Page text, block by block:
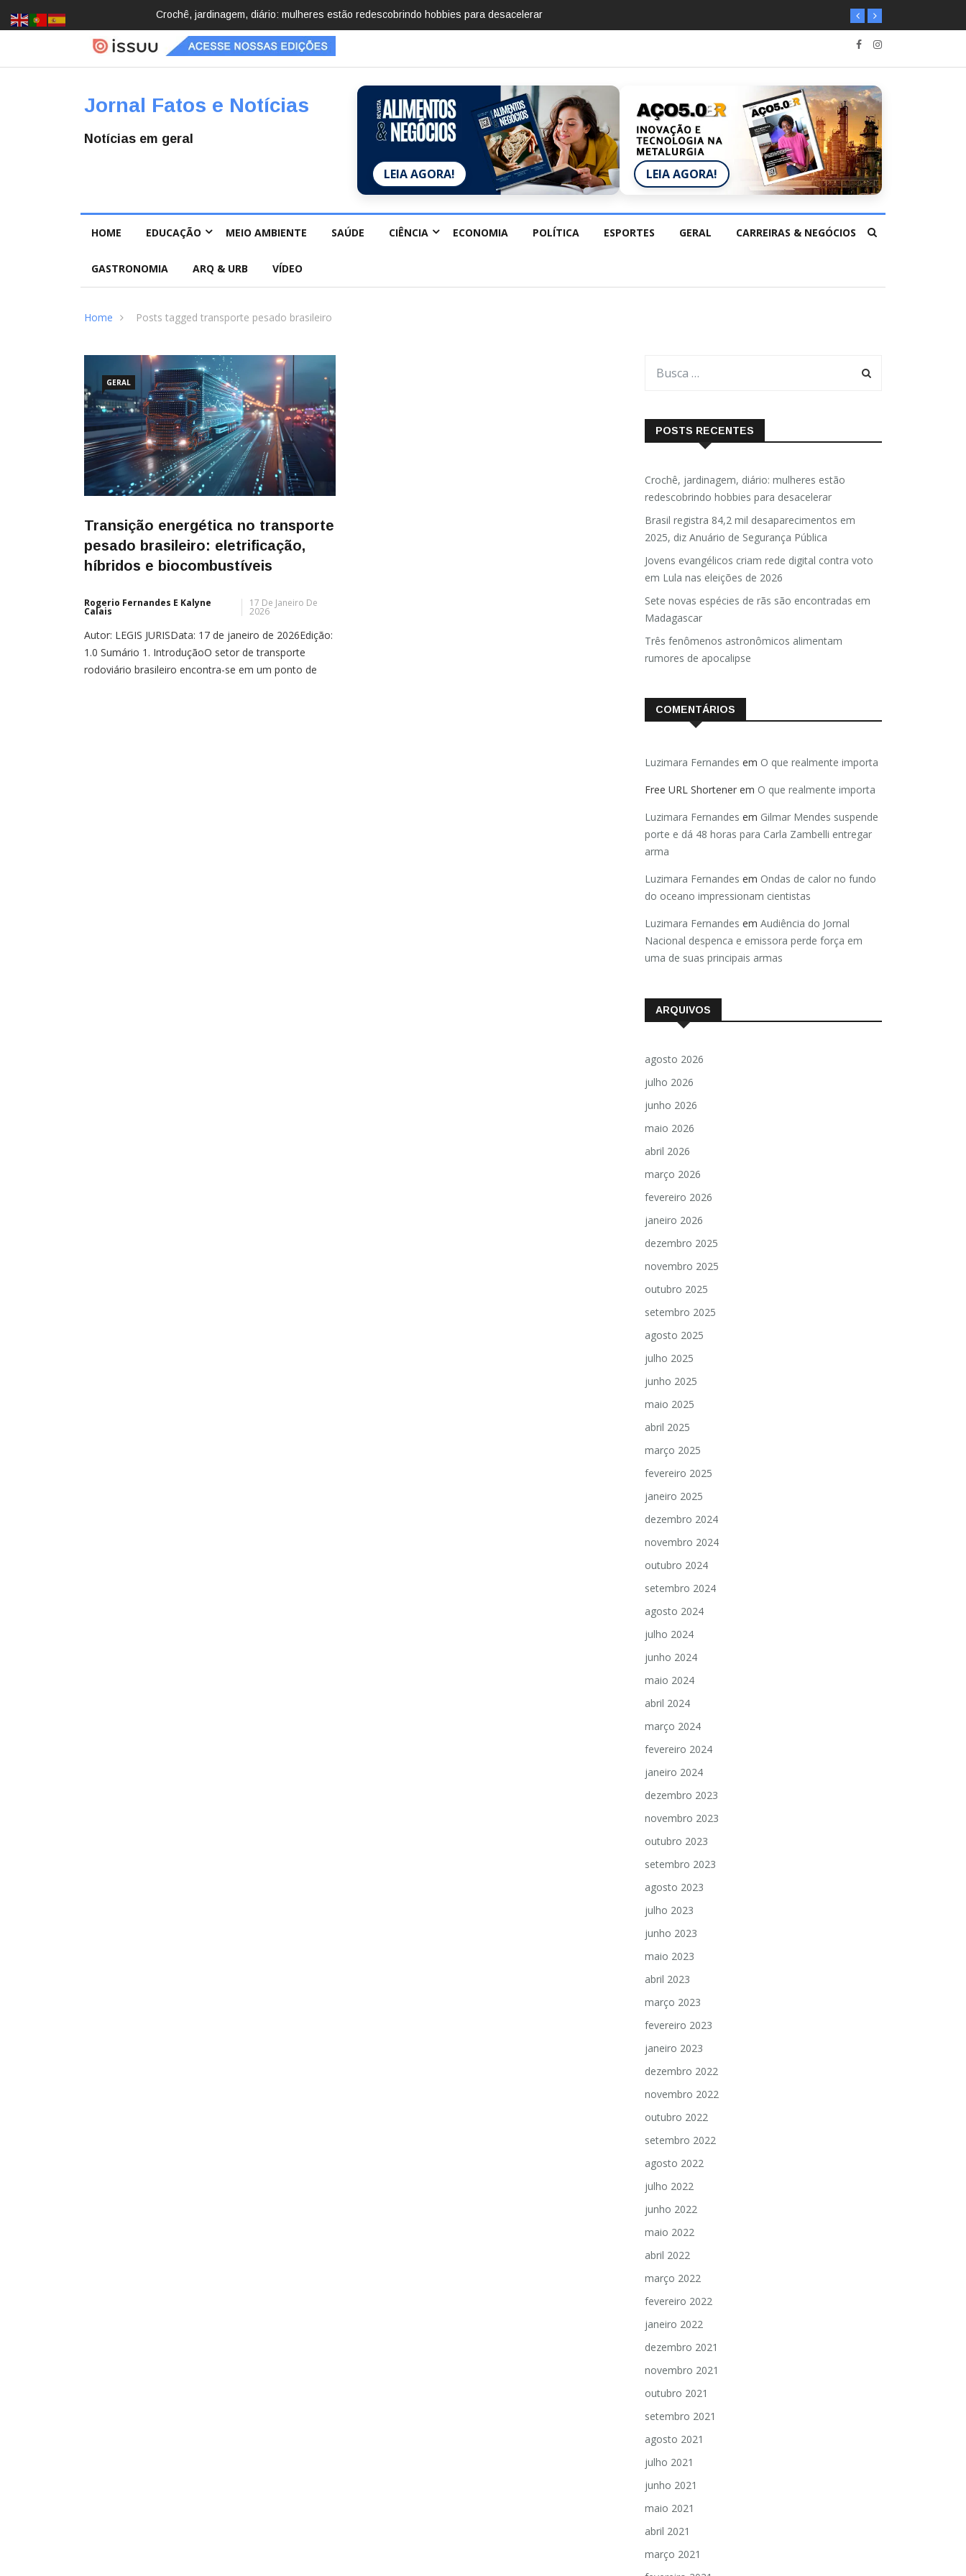
hobbies para desacelerarBrasil registra 84,2 mil desaparecimentos em 2025, diz Anuário de Segurança
Pública
Jornal Fatos e Notícias
Notícias em geral
LEIA AGORA! LEIA AGORA!
HOME EDUCAÇÃO MEIO AMBIENTE SAÚDE CIÊNCIA ECONOMIA POLÍTICA ESPORTES GERAL CARREIRAS & NEGÓCIOS
GASTRONOMIA ARQ & URB VÍDEO
Home Posts tagged transporte pesado brasileiro
GERAL
Transição energética no transporte
pesado brasileiro: eletrificação,
híbridos e biocombustíveis
Rogerio Fernandes E Kalyne
Calais
17 De Janeiro De
2026
Autor: LEGIS JURISData: 17 de janeiro de 2026Edição:
1.0 Sumário 1. IntroduçãoO setor de transporte
rodoviário brasileiro encontra-se em um ponto de
POSTS RECENTES
Crochê, jardinagem, diário: mulheres estão
redescobrindo hobbies para desacelerar
Brasil registra 84,2 mil desaparecimentos em
2025, diz Anuário de Segurança Pública
Jovens evangélicos criam rede digital contra voto
em Lula nas eleições de 2026
Sete novas espécies de rãs são encontradas em
Madagascar
Três fenômenos astronômicos alimentam
rumores de apocalipse
COMENTÁRIOS
Luzimara Fernandes em O que realmente importa
Free URL Shortener em O que realmente importa
Luzimara Fernandes em Gilmar Mendes suspende
porte e dá 48 horas para Carla Zambelli entregar
arma
Luzimara Fernandes em Ondas de calor no fundo
do oceano impressionam cientistas
Luzimara Fernandes em Audiência do Jornal
Nacional despenca e emissora perde força em
uma de suas principais armas
ARQUIVOS
agosto 2026
julho 2026
junho 2026
maio 2026
abril 2026
março 2026
fevereiro 2026
janeiro 2026
dezembro 2025
novembro 2025
outubro 2025
setembro 2025
agosto 2025
julho 2025
junho 2025
maio 2025
abril 2025
março 2025
fevereiro 2025
janeiro 2025
dezembro 2024
novembro 2024
outubro 2024
setembro 2024
agosto 2024
julho 2024
junho 2024
maio 2024
abril 2024
março 2024
fevereiro 2024
janeiro 2024
dezembro 2023
novembro 2023
outubro 2023
setembro 2023
agosto 2023
julho 2023
junho 2023
maio 2023
abril 2023
março 2023
fevereiro 2023
janeiro 2023
dezembro 2022
novembro 2022
outubro 2022
setembro 2022
agosto 2022
julho 2022
junho 2022
maio 2022
abril 2022
março 2022
fevereiro 2022
janeiro 2022
dezembro 2021
novembro 2021
outubro 2021
setembro 2021
agosto 2021
julho 2021
junho 2021
maio 2021
abril 2021
março 2021